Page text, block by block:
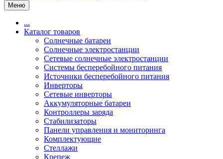
Меню
...
Каталог товаров
Солнечные батареи
Солнечные электростанции
Сетевые солнечные электростанции
Системы бесперебойного питания
Источники бесперебойного питания
Инверторы
Сетевые инверторы
Аккумуляторные батареи
Контроллеры заряда
Стабилизаторы
Панели управления и мониторинга
Комплектующие
Стеллажи
Крепеж